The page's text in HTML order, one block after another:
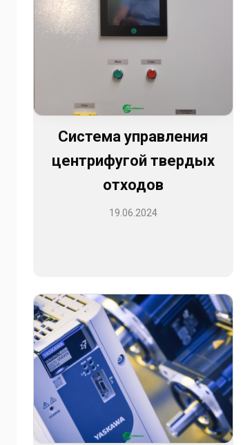
Система управления
центрифугой твердых
отходов
19.06.2024